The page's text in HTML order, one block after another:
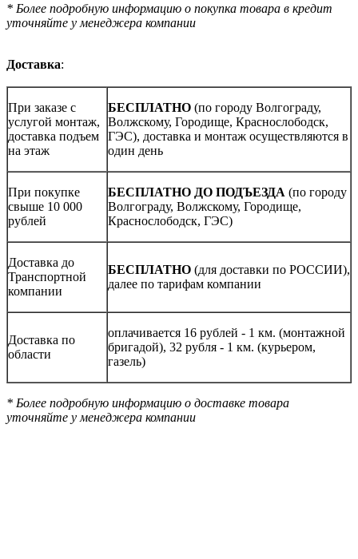
* Более подробную информацию о покупка товара в кредит
уточняйте у менеджера компании
Доставка:
При заказе с
услугой монтаж,
доставка подъем
на этаж
БЕСПЛАТНО (по городу Волгограду,
Волжскому, Городище, Краснослободск,
ГЭС), доставка и монтаж осуществляются в
один день
При покупке
свыше 10 000
рублей
БЕСПЛАТНО ДО ПОДЪЕЗДА (по городу
Волгограду, Волжскому, Городище,
Краснослободск, ГЭС)
Доставка до
Транспортной
компании
БЕСПЛАТНО (для доставки по РОССИИ),
далее по тарифам компании
Доставка по
области
оплачивается 16 рублей - 1 км. (монтажной
бригадой), 32 рубля - 1 км. (курьером,
газель)
* Более подробную информацию о доставке товара
уточняйте у менеджера компании